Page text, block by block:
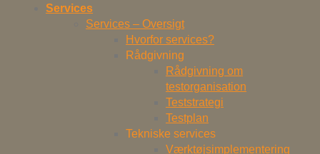
Services
Services – Oversigt
Hvorfor services?
Rådgivning
Rådgivning om
testorganisation
Teststrategi
Testplan
Tekniske services
Værktøjsimplementering